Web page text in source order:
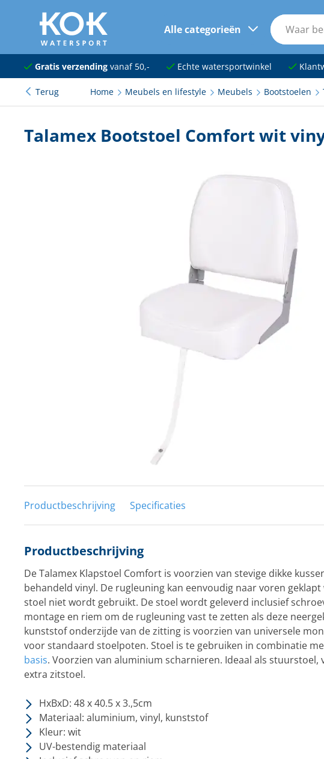
naar hoofdinhoud
Alle categorieën
Navigatie
Dekuitrusting
Gratis verzendingvanaf 50,- Echte watersportwinkel
Terug Home Meubels en lifestyle Meubels Bootstoelen
Talamex Bootstoel Comfort wit
Productbeschrijving Specificaties
Productbeschrijving
De Talamex Klapstoel Comfort is voorzien van stevige dikke
behandeld vinyl. De rugleuning kan eenvoudig naar voren
stoel niet wordt gebruikt. De stoel wordt geleverd inclusief
montage en riem om de rugleuning vast te zetten als deze
kunststof onderzijde van de zitting is voorzien van universele
voor standaard stoelpoten. Stoel is te gebruiken in combinatie
basis. Voorzien van aluminium scharnieren. Ideaal als stuurstoel,
extra zitstoel.
HxBxD: 48 x 40.5 x 3.,5cm
Materiaal: aluminium, vinyl, kunststof
Kleur: wit
UV-bestendig materiaal